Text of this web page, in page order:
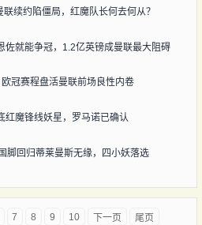
续约陷僵局，红魔队长何去何从？
佐就能争冠，1.2亿英镑成曼联最大阻碍
冠赛程盘活曼联前场良性内卷
红魔锋线妖星，罗马诺已确认
脚回归蒂莱曼斯无缘，四小妖落选
7 8 9 10 下一页 尾页